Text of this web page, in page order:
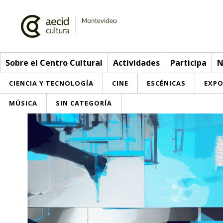
Sobre el Centro Cultural Actividades Participa
CIENCIA Y TECNOLOGÍA CINE ESCÉNICAS
MÚSICA SIN CATEGORÍA
Sobre el Centro Cultural
Red AECID
Equipo
Instalaciones
Visítanos
Actividades
> Ir a Actividades
Esta semana
Inscripciones
Participa
Envíanos tu propuesta
Buzón de sugerencias
Noticias
Convocatorias